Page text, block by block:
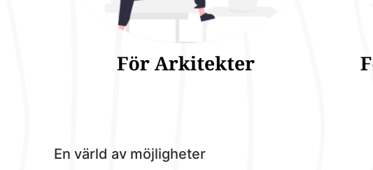
En värld av möjligheter